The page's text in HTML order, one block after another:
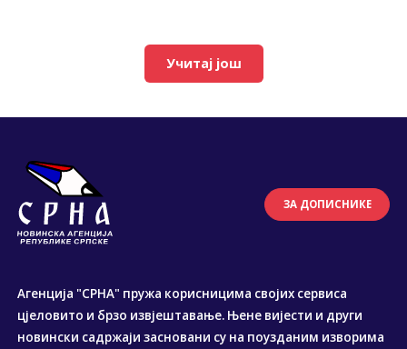
Учитај још
ЗА ДОПИСНИКЕ
Агенција "СРНА" пружа корисницима својих сервиса
цјеловито и брзо извјештавање. Њене вијести и други
новински садржаји засновани су на поузданим изворима